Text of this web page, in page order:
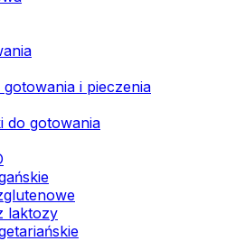
i pieczenia
do gotowania
laktozy